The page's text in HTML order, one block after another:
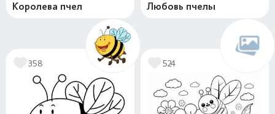
Королева пчел Любовь пчелы
358 524